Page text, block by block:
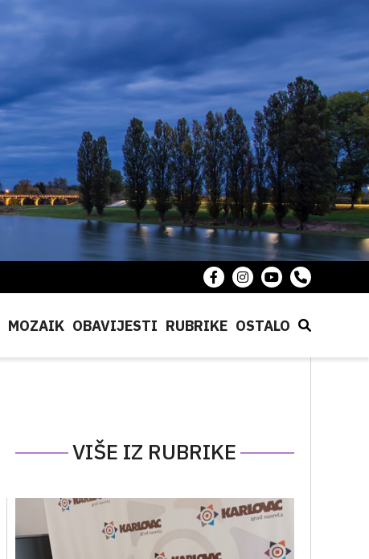
MOZAIK OBAVIJESTI RUBRIKE OSTALO
VIŠE IZ RUBRIKE